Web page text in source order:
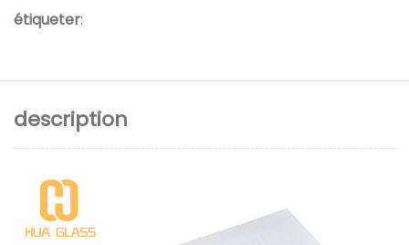
étiqueter:
description